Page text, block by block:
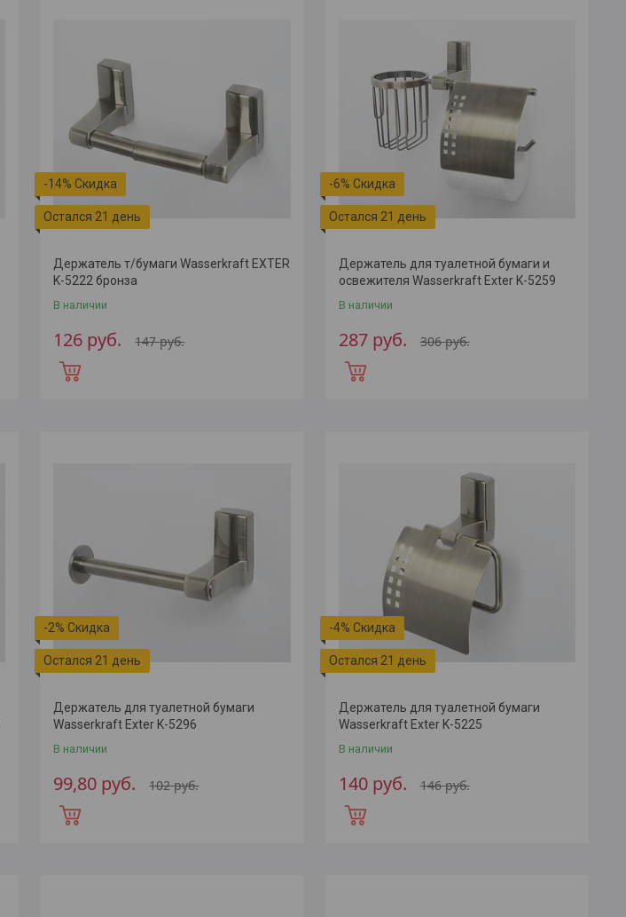
-14%
Остался 21 день
Держатель т/бумаги Wasserkraft EXTER
K-5222 бронза
В наличии
147руб.
126 руб.
-6%
Остался 21 день
Держатель для туалетной бумаги и
освежителя Wasserkraft Exter K-5259
В наличии
306руб.
287 руб.
-2%
Остался 21 день
Держатель для туалетной бумаги
Wasserkraft Exter K-5296
В наличии
102руб.
99,80 руб.
-4%
Остался 21 день
Держатель для туалетной бумаги
Wasserkraft Exter K-5225
В наличии
146руб.
140 руб.